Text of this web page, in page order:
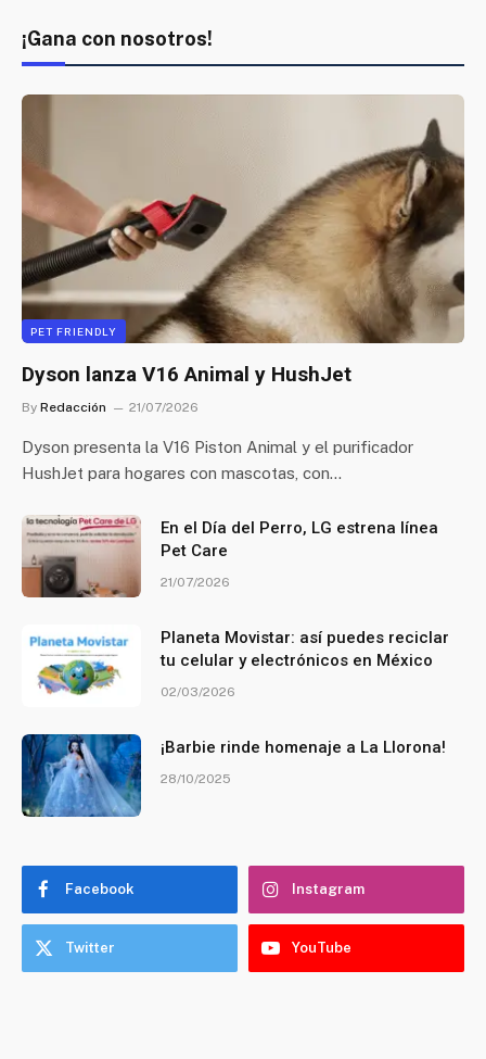
¡Gana con nosotros!
PET FRIENDLY
Dyson lanza V16 Animal y HushJet
By Redacción 21/07/2026
Dyson presenta la V16 Piston Animal y el purificador
HushJet para hogares con mascotas, con…
En el Día del Perro, LG estrena línea
Pet Care
21/07/2026
Planeta Movistar: así puedes reciclar
tu celular y electrónicos en México
02/03/2026
¡Barbie rinde homenaje a La Llorona!
28/10/2025
Facebook Instagram
Twitter YouTube